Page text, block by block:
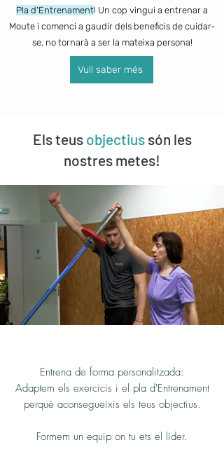
Pla d'Entrenament! Un cop vingui a entrenar a
Moute i comenci a gaudir dels beneficis de cuidar-
se, no tornarà a ser la mateixa persona!
Vull saber més
Els teus objectiussón les
nostres metes!
Entrena de forma personalitzada:
Adaptem els exercicis i el pla d'Entrenament
perquè aconsegueixis els teus objectius.
Formem un equip on tu ets el líder.